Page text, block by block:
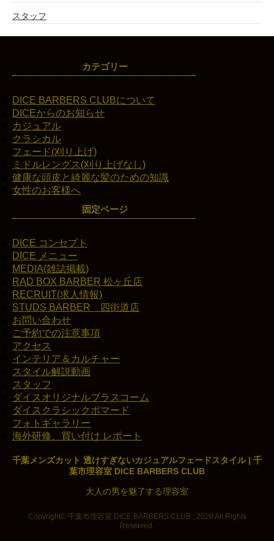
スタッフ
カテゴリー
DICE BARBERS CLUBについて
DICEからのお知らせ
カジュアル
クラシカル
フェード(刈り上げ)
ミドルレングス(刈り上げなし)
健康な頭皮と綺麗な髪のための知識
女性のお客様へ
固定ページ
DICE コンセプト
DICE メニュー
MEDIA(雑誌掲載)
RAD BOX BARBER 松ヶ丘店
RECRUIT(求人情報)
STUDS BARBER 四街道店
お問い合わせ
ご予約での注意事項
アクセス
インテリア＆カルチャー
スタイル解説動画
スタッフ
ダイスオリジナルブラスコーム
ダイスクラシックポマード
フォトギャラリー
海外研修、買い付け レポート
千葉メンズカット 透けすぎないカジュアルフェードスタイル | 千
葉市理容室 DICE BARBERS CLUB
大人の男を魅了する理容室
Copyright© 千葉市理容室 DICE BARBERS CLUB , 2020 All Rights
Reserved.